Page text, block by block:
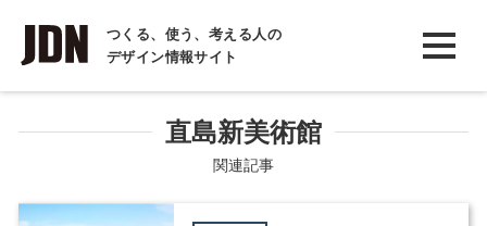
つくる、使う、考える人の
デザイン情報サイト
INTERVIEW
インタビュー
COLUMN
直島新美術館
関連記事